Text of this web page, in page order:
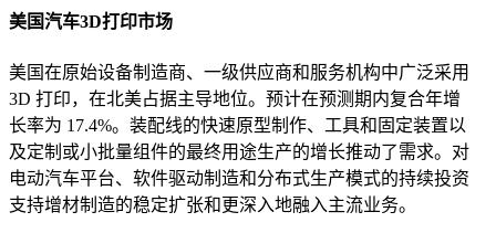
美国汽车3D打印市场
美国在原始设备制造商、一级供应商和服务机构中广泛采用
3D 打印，在北美占据主导地位。预计在预测期内复合年增
长率为 17.4%。装配线的快速原型制作、工具和固定装置以
及定制或小批量组件的最终用途生产的增长推动了需求。对
电动汽车平台、软件驱动制造和分布式生产模式的持续投资
支持增材制造的稳定扩张和更深入地融入主流业务。